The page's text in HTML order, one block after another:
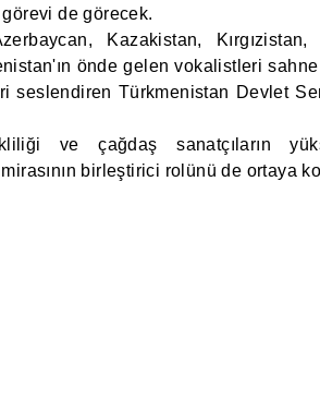
de görecek.
Kazakistan,
önde gelen vokalistleri
Türkmenistan Devlet
ve çağdaş sanatçıların
birleştirici rolünü de ortaya